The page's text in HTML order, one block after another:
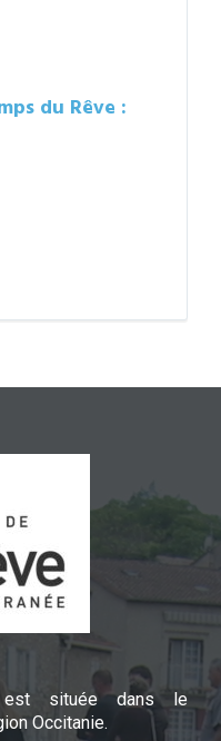
du Rêve :
est située dans le
Occitanie.